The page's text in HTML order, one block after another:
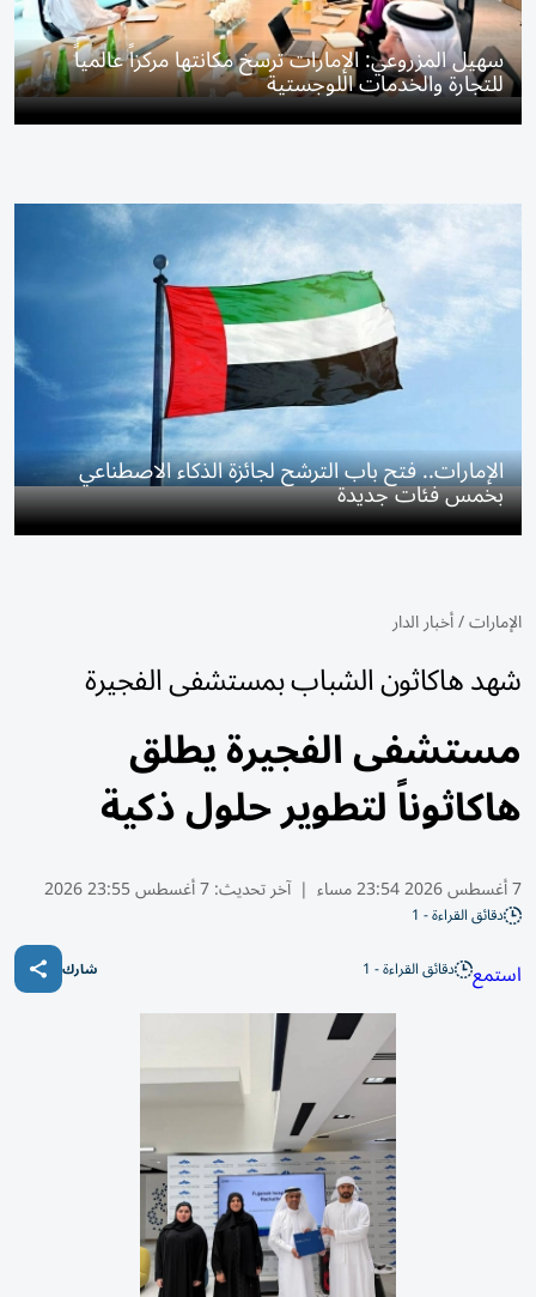
سهيل المزروعي: الإمارات ترسخ مكانتها مركزاً عالمياً
للتجارة والخدمات اللوجستية
الإمارات.. فتح باب الترشح لجائزة الذكاء الاصطناعي
بخمس فئات جديدة
الإمارات/أخبار الدار
شهد هاكاثون الشباب بمستشفى الفجيرة
مستشفى الفجيرة يطلق
هاكاثوناً لتطوير حلول ذكية
7 أغسطس 2026 23:54 مساء | آخر تحديث:7 أغسطس 23:55 2026
دقائق القراءة - 1
استمع دقائق القراءة - 1 شارك